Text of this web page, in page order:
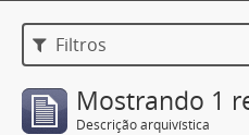
Filtros
Mostrando 1
Descrição arquivística